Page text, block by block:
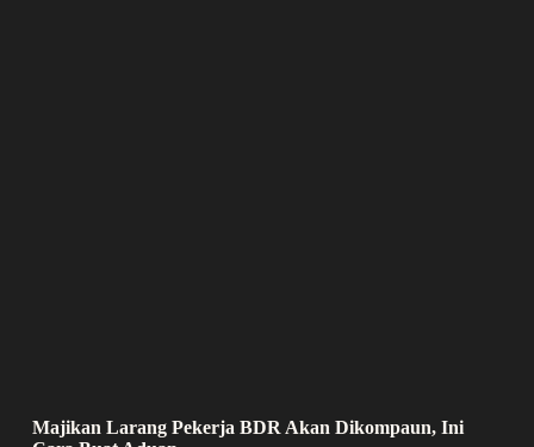
Majikan Larang Pekerja BDR Akan Dikompaun, Ini